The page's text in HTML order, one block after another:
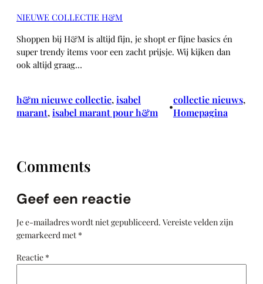
NIEUWE COLLECTIE H&M
Shoppen bij H&M is altijd fijn, je shopt er fijne basics én
super trendy items voor een zacht prijsje. Wij kijken dan
ook altijd graag…
h&m nieuwe collectie, isabel
marant, isabel marant pour h&m •
collectie nieuws,
Homepagina
Comments
Geef een reactie
Je e-mailadres wordt niet gepubliceerd. Vereiste velden zijn
gemarkeerd met *
Reactie *